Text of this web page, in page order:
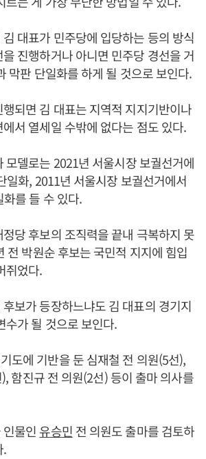
대표가 민주당에 입당하는 등의 방식
진행하거나 아니면 민주당 경선을 거
막판 단일화를 하게 될 것으로 보인다.
되면 김 대표는 지역적 지지기반이나
서 열세일 수밖에 없다는 점도 있다.
모델로는 2021년 서울시장 보궐선거에
일화, 2011년 서울시장 보궐선거에서
를 들 수 있다.
당 후보의 조직력을 끝내 극복하지 못
전 박원순 후보는 국민적 지지에 힘입
쥐었다.
보가 등장하느냐도 김 대표의 경기지
수가 될 것으로 보인다.
도에 기반을 둔 심재철 전 의원(5선),
함진규 전 의원(2선) 등이 출마 의사를
물인 유승민 전 의원도 출마를 검토하
.